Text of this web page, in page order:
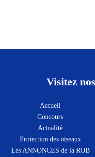
Visitez
Accueil
Concours
Actualité
Protection des oiseaux
Les ANNONCES de la ROB